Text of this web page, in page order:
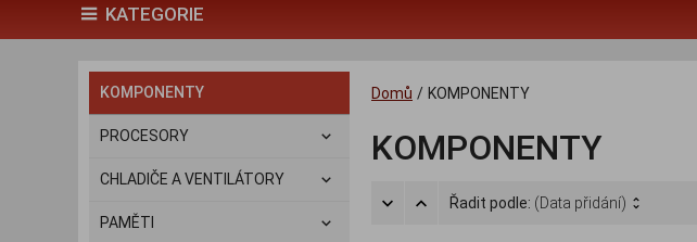
KATEGORIE
KOMPONENTY
PROCESORY
CHLADIČE A VENTILÁTORY
PAMĚTI
Domů / KOMPONENTY
KOMPONENTY
Řadit podle: (Data přidání)